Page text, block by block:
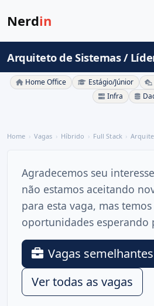
Nerdin
Arquiteto de Sistemas /
Home Office Estágio/Júnior
Infra
Home Vagas Híbrido Full Stack
Agradecemos seu
não estamos aceitando
para esta vaga, mas
oportunidades esperando
Vagas
Ver todas as vagas